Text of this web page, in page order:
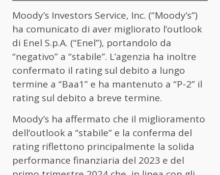
Moody’s Investors Service, Inc. (“Moody’s”)
ha comunicato di aver migliorato l’outlook
di Enel S.p.A. (“Enel”), portandolo da
“negativo” a “stabile”. L’agenzia ha inoltre
confermato il rating sul debito a lungo
termine a “Baa1” e ha mantenuto a “P-2” il
rating sul debito a breve termine.
Moody’s ha affermato che il miglioramento
dell’outlook a “stabile” e la conferma del
rating riflettono principalmente la solida
performance finanziaria del 2023 e del